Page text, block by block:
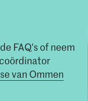
FAQ's of neem
van Ommen